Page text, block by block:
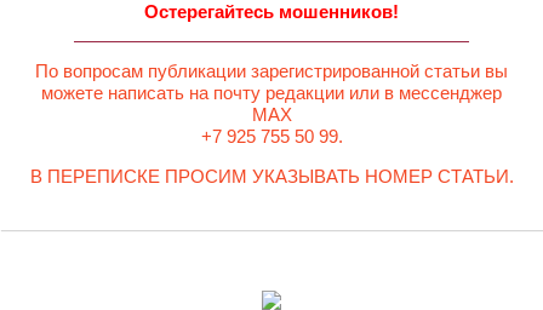
Остерегайтесь мошенников!
По вопросам публикации зарегистрированной статьи вы
можете написать на почту редакции или в мессенджер
MAX
+7 925 755 50 99.
В ПЕРЕПИСКЕ ПРОСИМ УКАЗЫВАТЬ НОМЕР СТАТЬИ.